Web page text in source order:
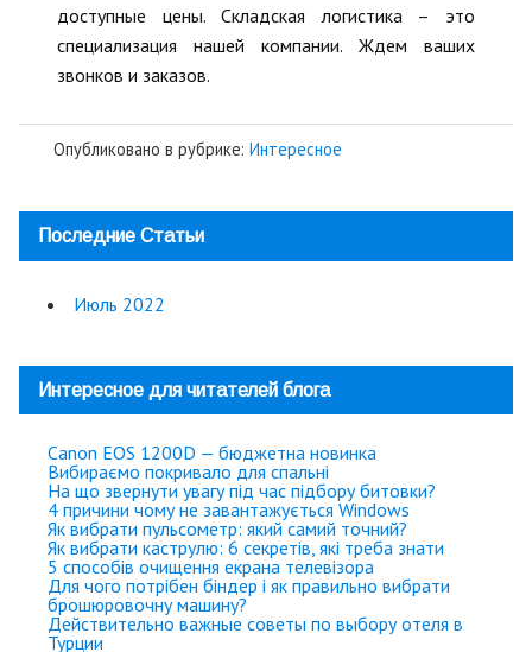
доступные цены. Складская логистика – это
специализация нашей компании. Ждем ваших
звонков и заказов.
Опубликовано в рубрике: Интересное
Последние Статьи
Июль 2022
Интересное для читателей блога
Canon EOS 1200D — бюджетна новинка
Вибираємо покривало для спальні
На що звернути увагу під час підбору битовки?
4 причини чому не завантажується Windows
Як вибрати пульсометр: який самий точний?
Як вибрати каструлю: 6 секретів, які треба знати
5 способів очищення екрана телевізора
Для чого потрібен біндер і як правильно вибрати
брошюровочну машину?
Действительно важные советы по выбору отеля в
Турции